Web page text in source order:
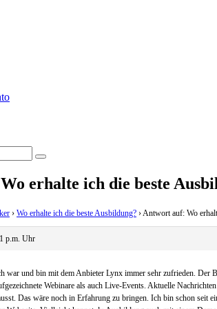
erhalte ich die beste
› Wo erhalte ich die beste Ausbildung? ›Antwort auf: Wo
p.m. Uhr
war und bin mit dem Anbieter Lynx immer sehr zufrieden. Der
Webinare als auch Live-Events. Aktuelle
Das wäre noch in Erfahrung zu bringen. Ich bin schon seit